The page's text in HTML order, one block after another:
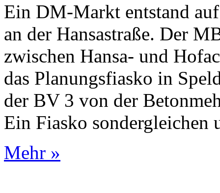
Ein DM-Markt entstand
an der Hansastraße. Der
zwischen Hansa- und
das Planungsfiasko in
der BV 3 von der
Ein Fiasko sondergleichen
Mehr »